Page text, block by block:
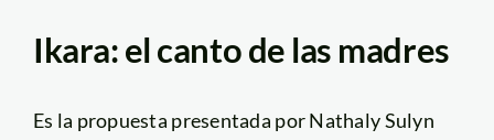
Ikara: el canto de las madres
Es la propuesta presentada por Nathaly Sulyn